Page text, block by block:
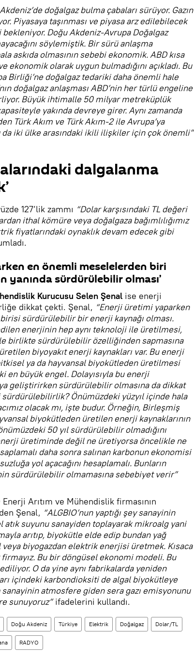
doğalgaz bulma çabaları sürüyor. Gazın
Piyasaya taşınması ve piyasa arz edilebilecek
Doğu Akdeniz-Avrupa Doğalgaz
söylemiştik. Bir sürü anlaşma
askıda olmasının sebebi ekonomik. ABD kısa
olarak uygun bulmadığını açıkladı. Bu
Birliği’ne doğalgaz tedariki daha önemli hale
doğalgaz anlaşması ABD’nin her türlü engeline
Büyük ihtimalle 50 milyar metreküplük
yakında devreye girer. Aynı zamanda
Türk Akım ve Türk Akım-2 ile Avrupa’ya
da iki ülke arasındaki ikili ilişkiler için çok önemli”
dalgalanma
127’lik zammı “Dolar karşısındaki TL değeri
ithal kömüre veya doğalgaza bağımlılığımız
fiyatlarındaki oynaklık devam edecek gibi
en önemli meselelerden biri
yanında sürdürülebilir olması’
Kurucusu Selen Şenal ise enerji
dikkat çekti. Şenal, “Enerji üretimi yaparken
sürdürülebilir bir enerji kaynağı olması.
enerjinin hep aynı teknoloji ile üretilmesi,
birlikte sürdürülebilir özelliğinden sapmasına
biyoyakıt enerji kaynakları var. Bu enerji
ya da hayvansal biyokütleden üretilmesi
en büyük engel. Dolayısıyla bu enerji
geliştirirken sürdürülebilir olmasına da dikkat
Önümüzdeki yüzyıl içinde hala
olacak mı, işte budur. Örneğin, Birleşmiş
biyokütleden üretilen enerji kaynaklarının
50 yıl sürdürülebilir olmadığını
üretiminde değil ne üretiyorsa öncelikle ne
daha sonra salınan karbonun ekonomisi
yol açacağını hesaplamalı. Bunların
sürdürülebilir olmamasına sebebiyet verir”
Arıtım ve Mühendislik firmasının
Şenal, “ALGBIO’nun yaptığı şey sanayinin
atık suyunu sanayiden toplayarak mikroalg yani
arıtıp, biyokütle elde edip bundan yağ
biyogazdan elektrik enerjisi üretmek. Kısaca
Bu bir döngüsel ekonomi modeli. Bu
O da yine aynı fabrikalarda yeniden
içindeki karbondioksiti de algal biyokütleye
sanayinin atmosfere giden sera gazı emisyonunu
sunuyoruz”ifadelerini kullandı.
Doğu Akdeniz Türkiye Elektrik Doğalgaz Dolar/TL
RADYO